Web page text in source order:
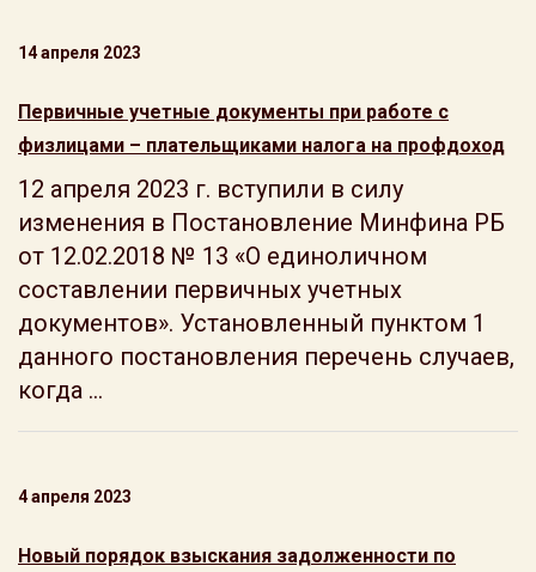
14 апреля 2023
Первичные учетные документы при работе с
физлицами – плательщиками налога на профдоход
12 апреля 2023 г. вступили в силу
изменения в Постановление Минфина РБ
от 12.02.2018 № 13 «О единоличном
составлении первичных учетных
документов». Установленный пунктом 1
данного постановления перечень случаев,
когда ...
4 апреля 2023
Новый порядок взыскания задолженности по